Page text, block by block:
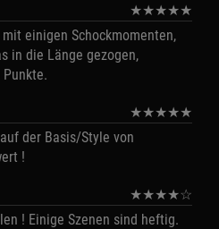
★★★★★
einigen Schockmomenten,
in die Länge gezogen,
★★★★★
der Basis/Style von
!
★★★★☆
! Einige Szenen sind heftig.